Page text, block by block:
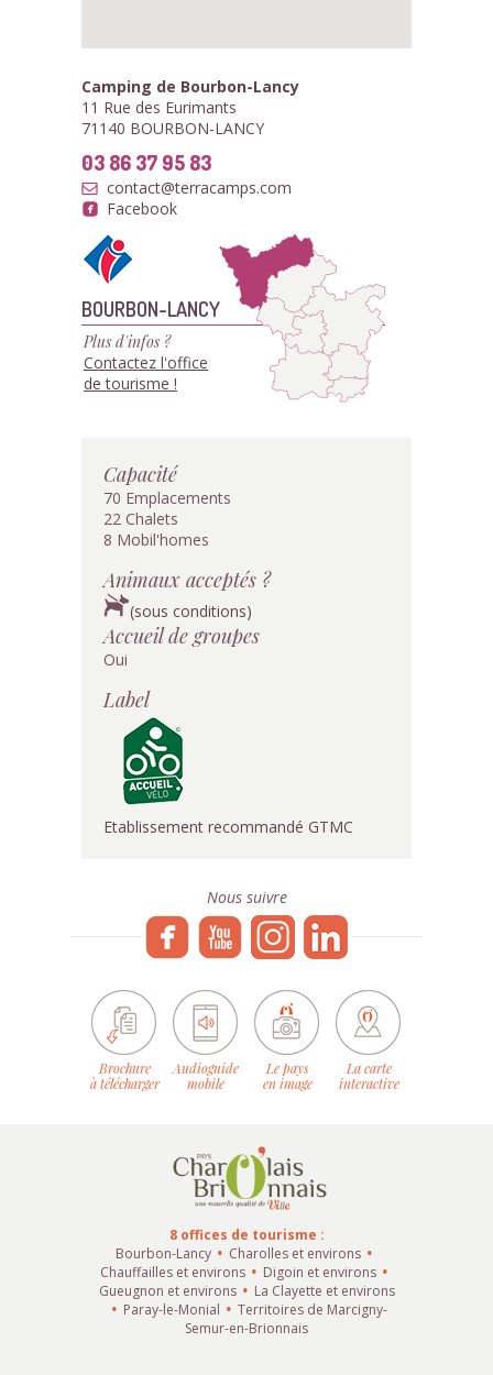
Camping de Bourbon-Lancy
11 Rue des Eurimants
71140 BOURBON-LANCY
03 86 37 95 83
contact@terracamps.com
Facebook
BOURBON-LANCY
Plus d'infos ?
Contactez l'office
de tourisme !
Capacité
70 Emplacements
22 Chalets
8 Mobil'homes
Animaux acceptés ?
(sous conditions)
Accueil de groupes
Oui
Label
Etablissement recommandé GTMC
Nous suivre
Brochure
à télécharger
Audioguide
mobile
Le pays
en image
La carte
interactive
8 offices de tourisme :
Bourbon-Lancy
Charolles et environs
Chauffailles et environs
Digoin et environs
Gueugnon et environs
La Clayette et environs
Paray-le-Monial
Territoires de Marcigny-
Semur-en-Brionnais